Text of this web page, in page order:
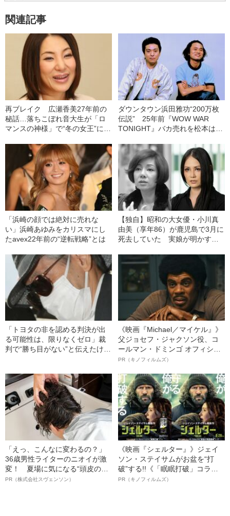
関連記事
再ブレイク 広瀬香美27年前の
秘話…落ちこぼれ音大生が「ロ
マンスの神様」で“冬の女王”にな
ダウンタウン浜田雅功“200万枚
伝説” 25年前『WOW WAR
TONIGHT』バカ売れを松本はど
「浜崎の顔では絶対に売れな
い」浜崎あゆみをカリスマにし
たavex22年前の“逆転戦略”とは
【独自】昭和の大女優・小川真
由美（享年86）が鹿児島で3月に
死去していた 実娘が明かす
「トヨタの非を認める判決が出
る可能性は、限りなくゼロ」裁
判で“勝ち目がない”と伝えたけれ
の葛藤」
《映画『Michael／マイケル』》
父ジョセフ・ジャクソン役、コ
ールマン・ドミンゴ オフィシャ
ルインタビュー“観客を魅了した
語る”《日本興収70億円突破》
PR（キノフィルムズ）
「えっ、こんなに変わるの？」
36歳男性ライターのニオイが激
変！ 夏場に気になる“頭皮のニ
オイ”や“ベタつき”を解消す
PR（株式会社スヴェンソン）
《映画『シェルター』》ジェイ
ソン・ステイサムがお盆を“打
破”する!!《「眠眠打破」コラ
ボ》
PR（キノフィルムズ）